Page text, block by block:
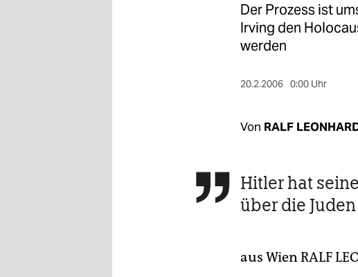
Der Prozess ist
Irving den
werden
20.2.2006 0:00 Uhr
Von RALF
 Hitler hat
über die
aus WienRALF